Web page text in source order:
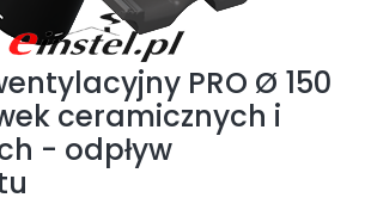
PRO Ø 150
ceramicznych i
- odpływ